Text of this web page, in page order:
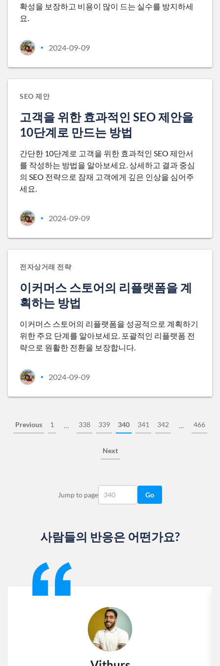
확성을 보장하고 비용이 많이 드는 실수를 방지하세
요.
• 2024-09-09
SEO 제안
고객을 위한 효과적인 SEO 제안을
10단계로 만드는 방법
간단한 10단계로 고객을 위한 효과적인 SEO 제안서
를 작성하는 방법을 알아보세요. 상세하고 결과 중심
의 SEO 전략으로 잠재 고객에게 깊은 인상을 심어주
세요.
• 2024-09-09
전자상거래 전략
이커머스 스토어의 리플랫폼을 계
획하는 방법
이커머스 스토어의 리플랫폼을 성공적으로 계획하기
위한 주요 단계를 알아보세요. 포괄적인 리플랫폼 전
략으로 원활한 전환을 보장합니다.
• 2024-09-09
Previous 1 … 338 339 340 341 342 … 466
Next
Jump to page Go
사람들의 반응은 어떤가요?